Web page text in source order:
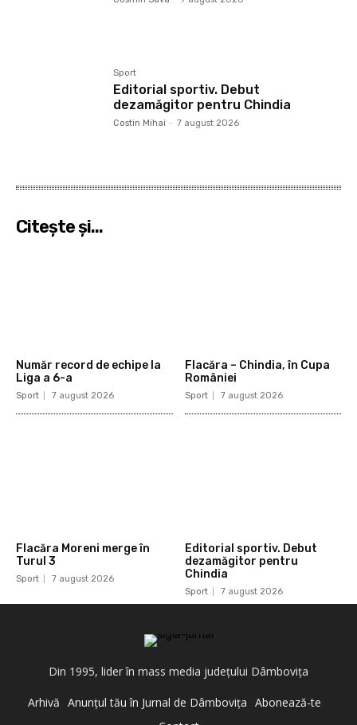
Sport
Editorial sportiv. Debut
dezamăgitor pentru Chindia
Costin Mihai - 7 august 2026
Citeşte şi...
Număr record de echipe la
Liga a 6-a
Sport 7 august 2026
Flacăra – Chindia, în Cupa
României
Sport 7 august 2026
Flacăra Moreni merge în
Turul 3
Sport 7 august 2026
Editorial sportiv. Debut
dezamăgitor pentru
Chindia
Sport 7 august 2026
Din 1995, lider în mass media judeţului Dâmboviţa
Arhivă Anunţul tău în Jurnal de Dâmboviţa Abonează-te